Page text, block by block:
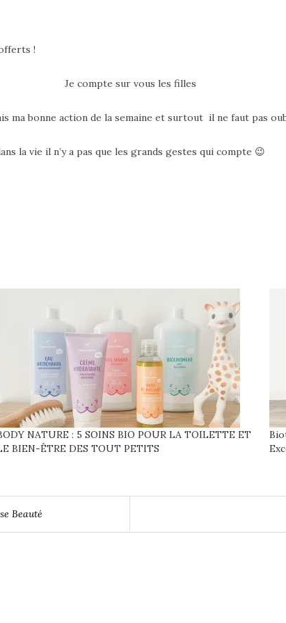
!
Je compte sur vous les filles
ma bonne action de la semaine et surtout il ne faut pas
la vie il n’y a pas que les grands gestes qui compte 😉
NATURE : 5 SOINS BIO POUR LA TOILETTE ET
BIEN-ÊTRE DES TOUT PETITS
Beauté